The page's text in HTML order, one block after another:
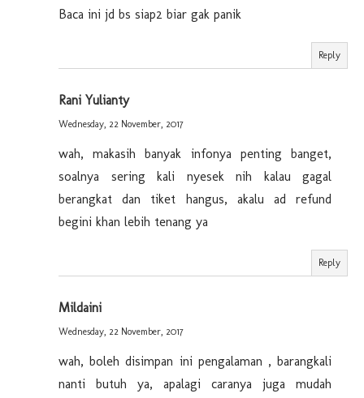
Baca ini jd bs siap2 biar gak panik
Reply
Rani Yulianty
Wednesday, 22 November, 2017
wah, makasih banyak infonya penting banget,
soalnya sering kali nyesek nih kalau gagal
berangkat dan tiket hangus, akalu ad refund
begini khan lebih tenang ya
Reply
Mildaini
Wednesday, 22 November, 2017
wah, boleh disimpan ini pengalaman , barangkali
nanti butuh ya, apalagi caranya juga mudah